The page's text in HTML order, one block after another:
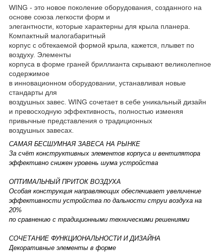
WING - это новое поколение оборудования, созданного на
основе союза легкости форм и
элегантности, которые характерны для крыла планера.
Компактный малогабаритный
корпус с обтекаемой формой крыла, кажется, плывет по
воздуху. Элементы
корпуса в форме граней бриллианта скрывают великолепное
содержимое
в инновационном оборудовании, устанавливая новые
стандарты для
воздушных завес. WING сочетает в себе уникальный дизайн
и превосходную эффективность, полностью изменяя
привычные представления о традиционных
воздушных завесах.
САМАЯ БЕСШУМНАЯ ЗАВЕСА НА РЫНКЕ
За счёт конструктивных элементов корпуса и вентилятора
эффективно снижен уровень шума устройства
ОПТИМАЛЬНЫЙ ПРИТОК ВОЗДУХА
Особая конструкция направляющих обеспечивает увеличение
эффективности устройства по дальности струи воздуха на
20%
по сравнению с традиционными техническими решениями
СОЧЕТАНИЕ ФУНКЦИОНАЛЬНОСТИ И ДИЗАЙНА
Декоративные элементы в форме